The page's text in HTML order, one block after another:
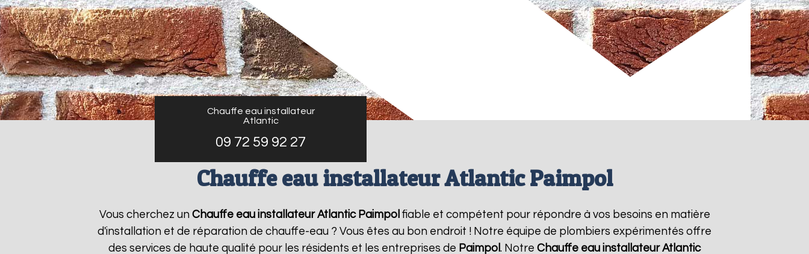
Chauffe eau installateur
Atlantic
09 72 59 92 27
Chauffe eau installateur Atlantic Paimpol
Vous cherchez un Chauffe eau installateur Atlantic Paimpol fiable et compétent pour répondre à vos besoins en matière
d'installation et de réparation de chauffe-eau ? Vous êtes au bon endroit ! Notre équipe de plombiers expérimentés offre
des services de haute qualité pour les résidents et les entreprises de Paimpol . Notre Chauffe eau installateur Atlantic